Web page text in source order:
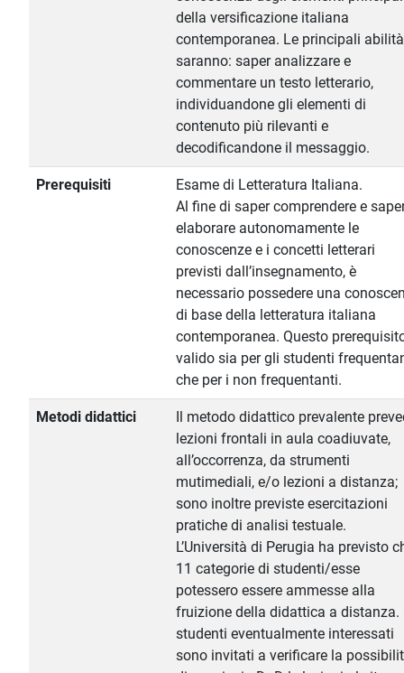
della versificazione italiana
contemporanea. Le principali abilità
saranno: saper analizzare e
commentare un testo letterario,
individuandone gli elementi di
contenuto più rilevanti e
decodificandone il messaggio.
Prerequisiti
Esame di Letteratura Italiana.
Al fine di saper comprendere e
elaborare autonomamente le
conoscenze e i concetti letterari
previsti dall’insegnamento, è
necessario possedere una
di base della letteratura italiana
contemporanea. Questo
valido sia per gli studenti
che per i non frequentanti.
Metodi didattici
Il metodo didattico prevalente
lezioni frontali in aula coadiuvate,
all’occorrenza, da strumenti
mutimediali, e/o lezioni a distanza;
sono inoltre previste esercitazioni
pratiche di analisi testuale.
L’Università di Perugia ha previsto
11 categorie di studenti/esse
potessero essere ammesse alla
fruizione della didattica a distanza.
studenti eventualmente interessati
sono invitati a verificare la